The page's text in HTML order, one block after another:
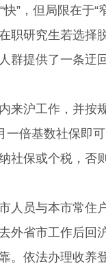
，但局限在于“
职研究生若选择
群提供了一条迂
沪工作，并按
倍基数社保即
社保或个税，否
员与本市常住
外省市工作后回
。依法办理收养